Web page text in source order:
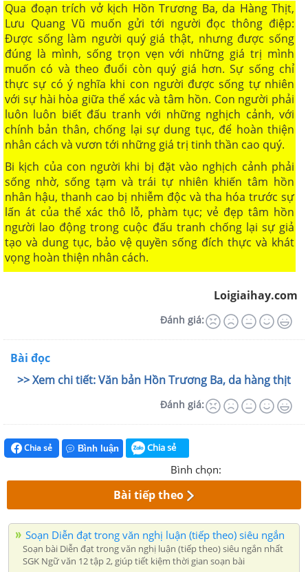
Qua đoạn trích vở kịch Hồn Trương Ba, da Hàng Thịt,
Lưu Quang Vũ muốn gửi tới người đọc thông điệp:
Được sống làm người quý giá thật, nhưng được sống
đúng là mình, sống trọn vẹn với những giá trị mình
muốn có và theo đuổi còn quý giá hơn. Sự sống chỉ
thực sự có ý nghĩa khi con người được sống tự nhiên
với sự hài hòa giữa thể xác và tâm hồn. Con người phải
luôn luôn biết đấu tranh với những nghịch cảnh, với
chính bản thân, chống lại sự dung tục, để hoàn thiện
nhân cách và vươn tới những giá trị tinh thần cao quý.
Bi kịch của con người khi bị đặt vào nghịch cảnh phải
sống nhờ, sống tạm và trái tự nhiên khiến tâm hồn
nhân hậu, thanh cao bị nhiễm độc và tha hóa trước sự
lấn át của thể xác thô lỗ, phàm tục; vẻ đẹp tâm hồn
người lao động trong cuộc đấu tranh chống lại sự giả
tạo và dung tục, bảo vệ quyền sống đích thực và khát
vọng hoàn thiện nhân cách.
Loigiaihay.com
Đánh giá:
Bài đọc
>> Xem chi tiết: Văn bản Hồn Trương Ba, da hàng thịt
Đánh giá:
Chia sẻ Bình luận Chia sẻ
Bình chọn:
Bài tiếp theo
Soạn Diễn đạt trong văn nghị luận (tiếp theo) siêu ngắn
Soạn bài Diễn đạt trong văn nghị luận (tiếp theo) siêu ngắn nhất
SGK Ngữ văn 12 tập 2, giúp tiết kiệm thời gian soạn bài